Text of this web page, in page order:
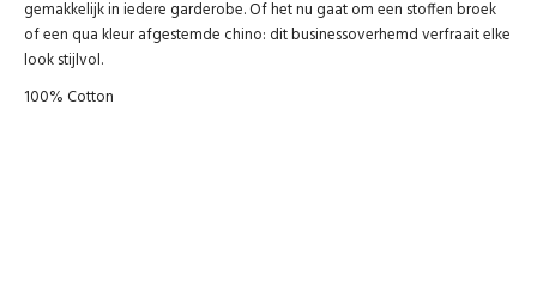
gemakkelijk in iedere garderobe. Of het nu gaat om een ​​stoffen broek
of een qua kleur afgestemde chino: dit businessoverhemd verfraait elke
look stijlvol.
100% Cotton